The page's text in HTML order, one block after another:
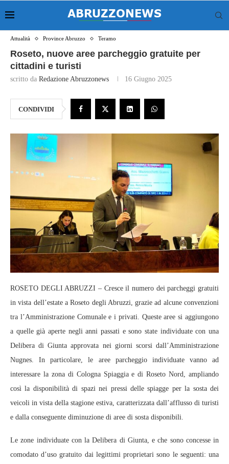
Attualità Province Abruzzo Teramo
Roseto, nuove aree parcheggio gratuite per
cittadini e turisti
scritto da Redazione Abruzzonews 16 Giugno 2025
CONDIVIDI
ROSETO DEGLI ABRUZZI – Cresce il numero dei parcheggi gratuiti
in vista dell’estate a Roseto degli Abruzzi, grazie ad alcune convenzioni
tra l’Amministrazione Comunale e i privati. Queste aree si aggiungono
a quelle già aperte negli anni passati e sono state individuate con una
Delibera di Giunta approvata nei giorni scorsi dall’Amministrazione
Nugnes. In particolare, le aree parcheggio individuate vanno ad
interessare la zona di Cologna Spiaggia e di Roseto Nord, ampliando
così la disponibilità di spazi nei pressi delle spiagge per la sosta dei
veicoli in vista della stagione estiva, caratterizzata dall’afflusso di turisti
e dalla conseguente diminuzione di aree di sosta disponibili.
Le zone individuate con la Delibera di Giunta, e che sono concesse in
comodato d’uso gratuito dai legittimi proprietari sono le seguenti: una